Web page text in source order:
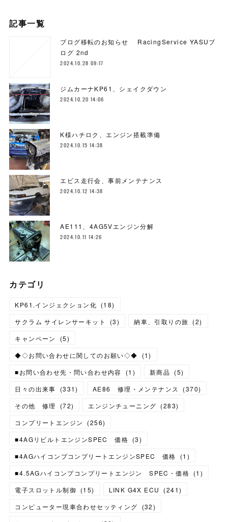
記事一覧
ブログ移転のお知らせ RacingService YASUブ
ログ 2nd
2024.10.28 09:17
ジムカーナKP61、シェイクダウン
2024.10.20 14:06
K様ハチロク、エンジン搭載準備
2024.10.15 14:38
エビス走行会、事前メンテナンス
2024.10.12 14:38
AE111、4AG5Vエンジン分解
2024.10.11 14:26
カテゴリ
KP61.インジェクション化 (18)
サクラム サイレンサーキット
(3) 納車、引取りの旅 (2)
キャンペーン
(5)
◆◇お問い合わせに関してのお願い◇◆
(1)
■お問い合わせ先・問い合わせ内容
(1 ) 新商品 (5)
日々の出来事
(331) AE86 修理・メンテナンス (370)
その他 修理
(72) エンジンチューニング (283)
コンプリートエンジン
(256)
■4AGリビルトエンジンSPEC 価格 (3)
■4AGハイコンプコンプリートエンジンSPEC 価格
(1 )
■4.5AGハイコンプコンプリートエンジン SPEC・価格 (1 )
電子スロットル制御 (15) LINK G4X ECU (241)
コンピューター現車合わせセッティング
(32)